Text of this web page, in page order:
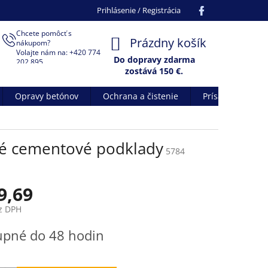
Prihlásenie / Registrácia
Chcete pomôcť s
nákupom?
Volajte nám na: +420 774
202 895
NÁKUPNÝ
KOŠÍK
Prázdny košík
Do dopravy zdarma
zostává 150 €.
Opravy betónov Ochrana a čistenie
Prísady do
cementové podklady 5784
DPH
do 48 hodin